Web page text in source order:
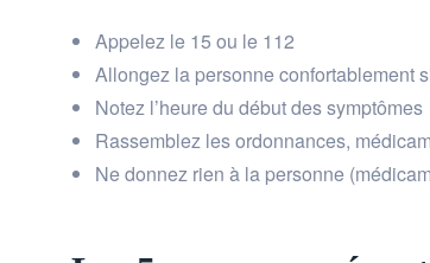
Appelez le 15 ou le 112
Allongez la personne confortablement
Notez l’heure du début des symptômes
Rassemblez les ordonnances,
Ne donnez rien à la personne